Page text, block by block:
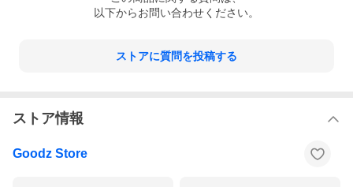
以下からお問い合わせください。
ストアに質問を投稿する
ストア情報
Goodz Store